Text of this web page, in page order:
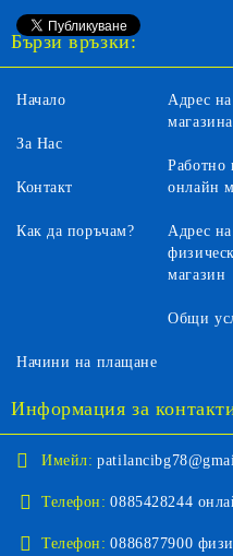
Бързи връзки:
Начало
За Нас
Контакт
Как да поръчам?
Адрес
магазина
Работно
онлайн
Адрес на
магазин
Общи
Начини на плащане
Информация за
Имейл:
Телефон: 0885428244
Телефон: 0886877900